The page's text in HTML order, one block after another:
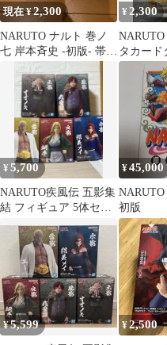
現在 ¥2,300
NARUTO ナルト 巻ノ
七 岸本斉史 -初版- 帯
+コミックニュース付
¥ 2,300
タカード
ルト 渾
¥5,700
NARUTO疾風伝 五影集
結 フィギュア 5体セッ
ト
¥45,000
初版
¥5,599 ¥2,500